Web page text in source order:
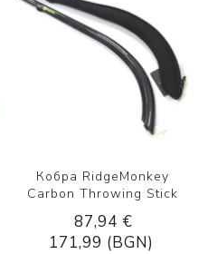
Кобра RidgeMonkey
Carbon Throwing Stick
87,94 €
171,99 (BGN)